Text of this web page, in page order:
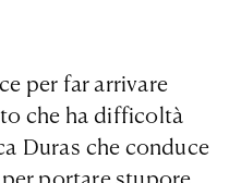
per far arrivare
che ha difficoltà
Duras che conduce